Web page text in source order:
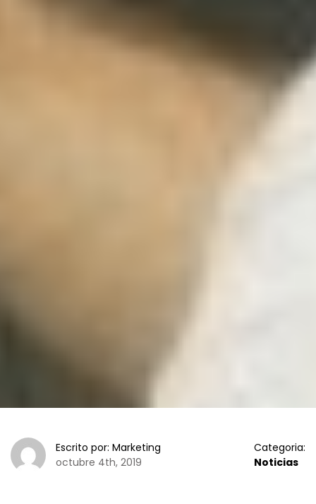
Escrito por: Marketing
octubre 4th, 2019
Categoria:
Noticias